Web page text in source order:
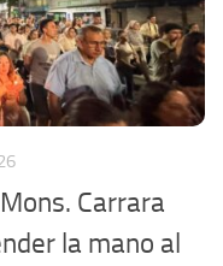
Carrara
la mano al